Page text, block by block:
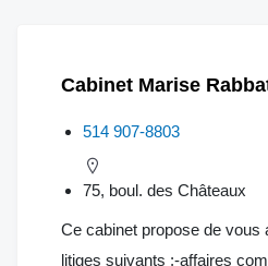
Cabinet Marise
514 907-8803
75, boul. des Châteaux
Ce cabinet propose de vous
litiges suivants :-affaires